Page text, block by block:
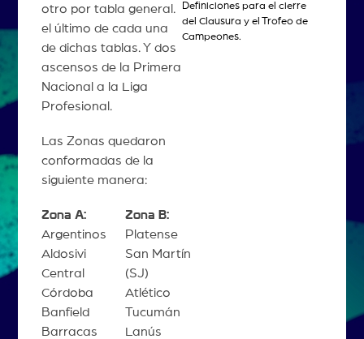
otro por tabla general.
el último de cada una
de dichas tablas. Y dos
ascensos de la Primera
Nacional a la Liga
Profesional.
Las Zonas quedaron
conformadas de la
siguiente manera:
Zona A:
Argentinos
Aldosivi
Central
Córdoba
Banfield
Barracas
Zona B:
Platense
San Martín
(SJ)
Atlético
Tucumán
Lanús
Definiciones para el cierre
del Clausura y el Trofeo de
Campeones.